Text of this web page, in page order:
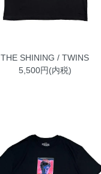
THE SHINING / TWINS
5,500円(内税)